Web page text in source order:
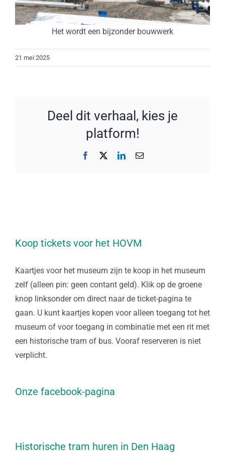
Het wordt een bijzonder bouwwerk
21 mei 2025
Deel dit verhaal, kies je
platform!
Facebook LinkedIn
E-
Koop tickets voor het HOVM
Kaartjes voor het museum zijn te koop in het museum
zelf (alleen pin: geen contant geld). Klik op de groene
knop linksonder om direct naar de ticket-pagina te
gaan. U kunt kaartjes kopen voor alleen toegang tot het
museum of voor toegang in combinatie met een rit met
een historische tram of bus. Vooraf reserveren is niet
verplicht.
Onze facebook-pagina
Historische tram huren in Den Haag